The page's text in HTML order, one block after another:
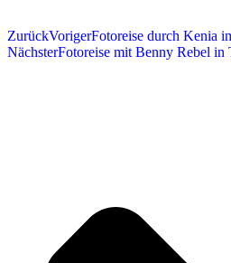
ZurückVorigerFotoreise durch Kenia
NächsterFotoreise mit Benny Rebel in